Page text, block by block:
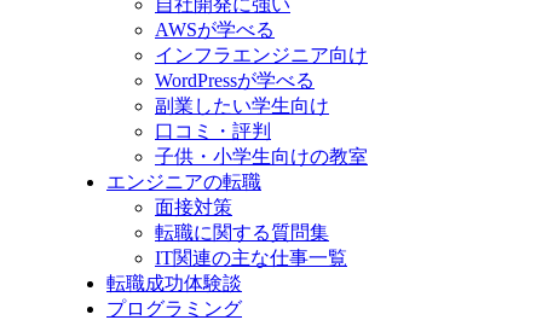
自社開発に強い
AWSが学べる
インフラエンジニア向け
WordPressが学べる
副業したい学生向け
口コミ・評判
子供・小学生向けの教室
エンジニアの転職
面接対策
転職に関する質問集
IT関連の主な仕事一覧
転職成功体験談
プログラミング